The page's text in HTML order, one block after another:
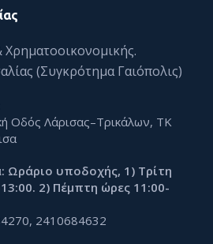
Χρηματοοικονομικής.
(Συγκρότημα Γαιόπολις)
Οδός Λάρισας–Τρικάλων, ΤΚ
Ωράριο υποδοχής, 1) Τρίτη
2) Πέμπτη ώρες 11:00-
2410684632